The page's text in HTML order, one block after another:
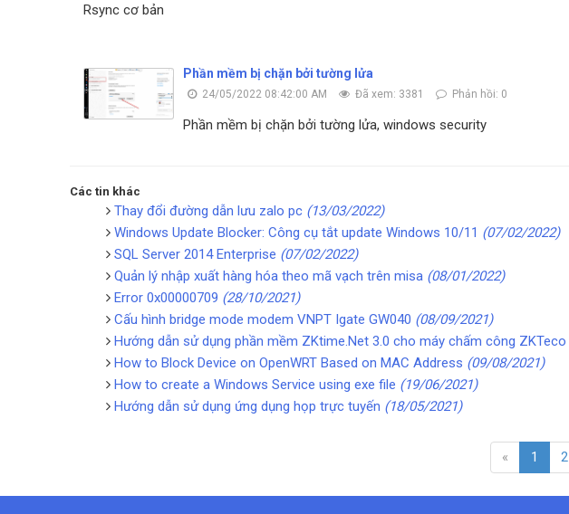
Rsync cơ bản
Phần mềm bị chặn bởi tường lửa
24/05/2022 08:42:00 AM Đã xem: 3381 Phản hồi: 0
Phần mềm bị chặn bởi tường lửa, windows security
Các tin khác
Thay đổi đường dẫn lưu zalo pc (13/03/2022)
Windows Update Blocker: Công cụ tắt update Windows 10/11 (07/02/2022)
SQL Server 2014 Enterprise (07/02/2022)
Quản lý nhập xuất hàng hóa theo mã vạch trên misa (08/01/2022)
Error 0x00000709 (28/10/2021)
Cấu hình bridge mode modem VNPT Igate GW040 (08/09/2021)
Hướng dẫn sử dụng phần mềm ZKtime.Net 3.0 cho máy chấm công ZKTeco
How to Block Device on OpenWRT Based on MAC Address (09/08/2021)
How to create a Windows Service using exe file (19/06/2021)
Hướng dẫn sử dụng ứng dụng họp trực tuyến (18/05/2021)
« 1 2